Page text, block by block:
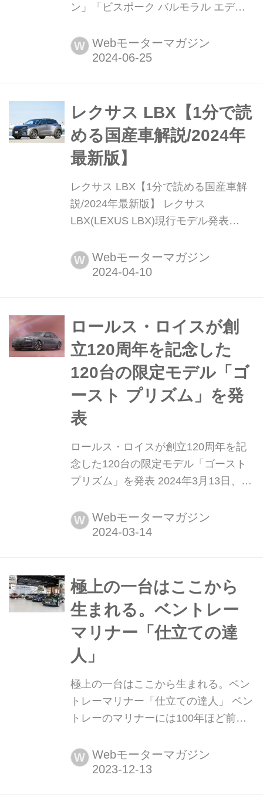
ン」「ビスポーク バルモラル エディ
ガー・ランドローバー・ジャパンか
ら、「レンジローバー SV」の日本限
エディション (1858 EDITION)」(限定4
台)と「レンジローバー SV ビスポーク
バルモラル エ...
W Webモーターマガジン
レクサス LBX【1分で読
める国産車解説/2024年
最新版】
レクサス LBX【1分で読める国産車解
説/2024年最新版】 レクサス
LBX(LEXUS LBX)現行モデル発表
576万円
W Webモーターマガジン
ロールス・ロイスが創
立120周年を記念した
120台の限定モデル「ゴ
ースト プリズム」を発
表
ロールス・ロイスが創立120周年を記
念した120台の限定モデル「ゴースト
プリズム」を発表 2024年3月13日、ロ
の創立120周年を記念して、世界120台
限定のスペシャルモデル「ゴースト プ
W Webモーターマガジン
極上の一台はここから
生まれる。ベントレー
マリナー「仕立ての達
人」
極上の一台はここから生まれる。ベン
トレーマリナー「仕立ての達人」 ベン
トレーのマリナーには100年ほど前の
を作るコーチビルディング、さらにパ
ーソナライゼーションの幅をさらに広
W Webモーターマガジン